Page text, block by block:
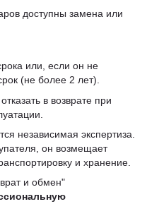
доступны замена или
или, если он не
(не более 2 лет).
в возврате при
независимая экспертиза.
он возмещает
и хранение.
и обмен"